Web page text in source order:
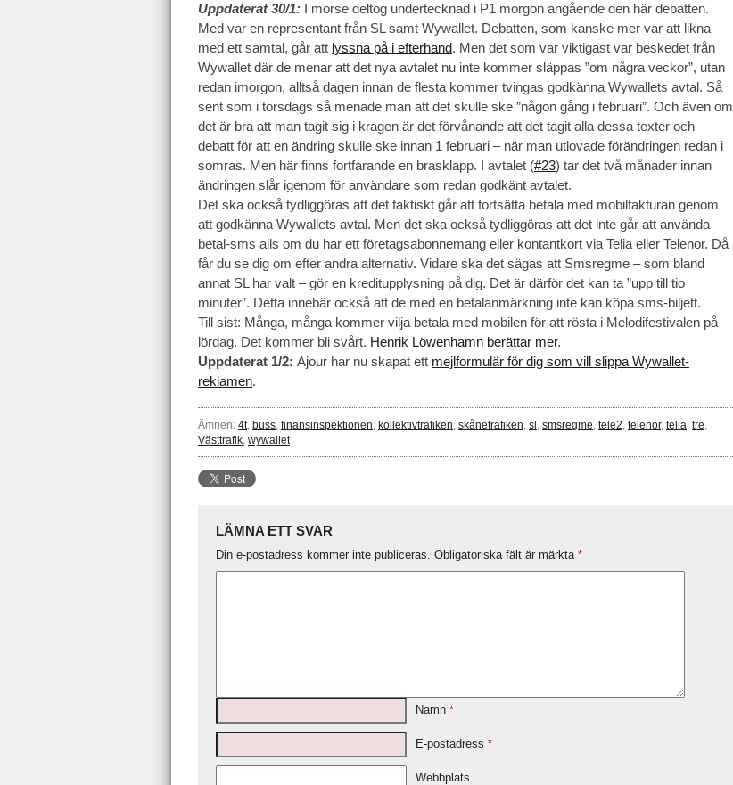
Uppdaterat 30/1: I morse deltog undertecknad i P1 morgon angående den här debatten.
Med var en representant från SL samt Wywallet. Debatten, som kanske mer var att likna
med ett samtal, går att lyssna på i efterhand. Men det som var viktigast var beskedet från
Wywallet där de menar att det nya avtalet nu inte kommer släppas ”om några veckor”, utan
redan imorgon, alltså dagen innan de flesta kommer tvingas godkänna Wywallets avtal. Så
sent som i torsdags så menade man att det skulle ske ”någon gång i februari”. Och även om
det är bra att man tagit sig i kragen är det förvånande att det tagit alla dessa texter och
debatt för att en ändring skulle ske innan 1 februari – när man utlovade förändringen redan i
somras. Men här finns fortfarande en brasklapp. I avtalet (#23) tar det två månader innan
ändringen slår igenom för användare som redan godkänt avtalet.
Det ska också tydliggöras att det faktiskt går att fortsätta betala med mobilfakturan genom
att godkänna Wywallets avtal. Men det ska också tydliggöras att det inte går att använda
betal-sms alls om du har ett företagsabonnemang eller kontantkort via Telia eller Telenor. Då
får du se dig om efter andra alternativ. Vidare ska det sägas att Smsregme – som bland
annat SL har valt – gör en kreditupplysning på dig. Det är därför det kan ta ”upp till tio
minuter”. Detta innebär också att de med en betalanmärkning inte kan köpa sms-biljett.
Till sist: Många, många kommer vilja betala med mobilen för att rösta i Melodifestivalen på
lördag. Det kommer bli svårt. Henrik Löwenhamn berättar mer.
Uppdaterat 1/2: Ajour har nu skapat ett mejlformulär för dig som vill slippa Wywallet-
reklamen.
Ämnen: 4t, buss finansinspektionen kollektivtrafiken skånetrafiken sl smsregme tele2 telenor, telia tre
Västtrafik wywallet
LÄMNA ETT SVAR
Din e-postadress kommer inte publiceras. Obligatoriska fält är märkta *
Namn *
E-postadress *
Webbplats